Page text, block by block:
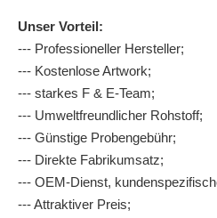
Unser Vorteil:
--- Professioneller Hersteller;
--- Kostenlose Artwork;
--- starkes F & E-Team;
--- Umweltfreundlicher Rohstoff;
--- Günstige Probengebühr;
--- Direkte Fabrikumsatz;
--- OEM-Dienst,
--- Attraktiver Preis;